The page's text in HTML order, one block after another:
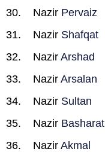
Nazir Pervaiz
Nazir Shafqat
Nazir Arshad
Nazir Arsalan
Nazir Sultan
Nazir Basharat
Nazir Akmal